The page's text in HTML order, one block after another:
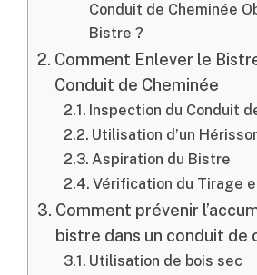
Conduit de Cheminée
Bistre ?
Comment Enlever le
Conduit de Cheminée
Inspection du Conduit
Utilisation d’un
Aspiration du Bistre
Vérification du Tirage
Comment prévenir
bistre dans un conduit de
Utilisation de bois sec